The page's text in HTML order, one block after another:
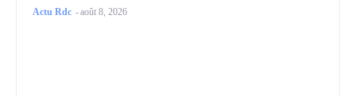
Actu Rdc -août 8, 2026